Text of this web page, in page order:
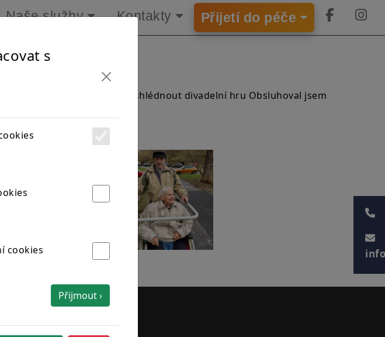
Naše služby Kontakty Přijetí do péče
naši klienti mohli shlédnout divadelní hru Obsluhoval jsem
×
s
cookies
Přijmout ›